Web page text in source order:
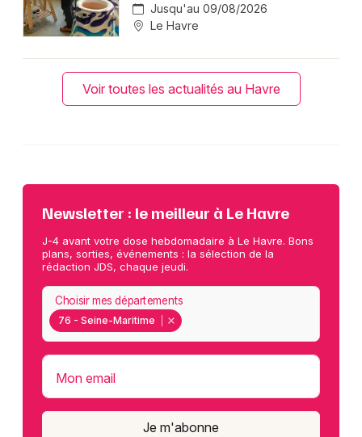
Jusqu'au 09/08/2026
Le Havre
Voir toutes les actualités au Havre
Newsletter : le meilleur à Le Havre
J-4 avant votre dose hebdomadaire à Le Havre. Bons
plans, sorties, événements : la sélection de la
rédaction JDS, chaque jeudi.
76 - Seine-Maritime
Choisir mes départements
Mon email
Je m'abonne